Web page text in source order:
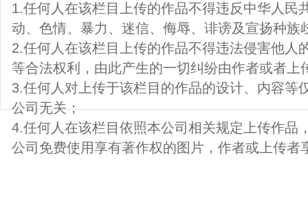
1.任何人在该栏目上传的作品不得违反中华人民
动、色情、暴力、迷信、侮辱、诽谤及宣扬种族
2.任何人在该栏目上传的作品不得违法侵害他人
等合法权利，由此产生的一切纠纷由作者或者上
3.任何人对上传于该栏目的作品的设计、内容等
公司无关；
4.任何人在该栏目依照本公司相关规定上传作品
公司免费使用享有著作权的图片，作者或上传者